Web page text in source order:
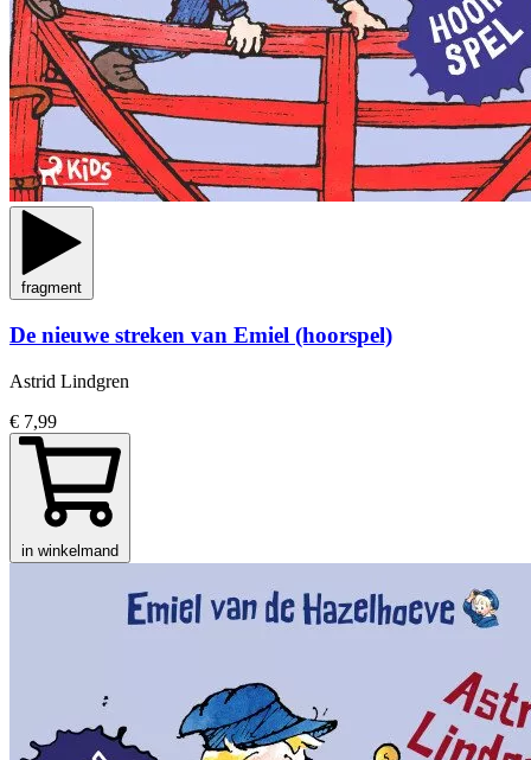
fragment
De nieuwe streken van Emiel (hoorspel)
Astrid Lindgren
€ 7,99
in winkelmand